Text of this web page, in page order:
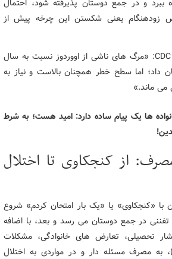
ببرد و در جمع دوستان پذیرفته شود، احتمال
زودهنگام یعنی شکستن این چرخه پیش از
به نقل از CDC (۲۰۲۳ - ۲۰۲۴): «مرگ های ناشی از اووردوز نسبت به سال
نشان داد؛ اما سطح خطر همچنان بالاست و نیاز به
می ماند.»
ها یک پیام ساده دارد: امید هست؛ به شرط
از کنجکاوی تا اختلال
با «کنجکاوی» یا «یک بار امتحان کردم» شروع
در جمع دوستان می رسد و بعد، با اضافه
تحصیلی، تعارض های خانوادگی، مشکلات
به مصرف مسئله دار و در مواردی به اختلال